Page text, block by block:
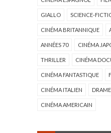
GIALLO SCIENCE-
CINÉMA BRITANNIQUE
ANNÉES 70 CINÉMA
THRILLER CINÉMA
CINÉMA FANTASTIQUE
CINÉMA ITALIEN DRAME
CINÉMA AMERICAIN